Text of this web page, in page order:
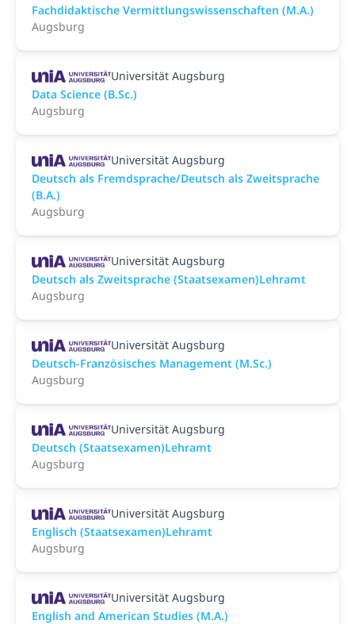
Fachdidaktische Vermittlungswissenschaften (M.A.)
Augsburg
Universität Augsburg
Data Science (B.Sc.)
Augsburg
Universität Augsburg
Deutsch als Fremdsprache/Deutsch als Zweitsprache
(B.A.)
Augsburg
Universität Augsburg
Deutsch als Zweitsprache (Staatsexamen)Lehramt
Augsburg
Universität Augsburg
Deutsch-Französisches Management (M.Sc.)
Augsburg
Universität Augsburg
Deutsch (Staatsexamen)Lehramt
Augsburg
Universität Augsburg
Englisch (Staatsexamen)Lehramt
Augsburg
Universität Augsburg
English and American Studies (M.A.)